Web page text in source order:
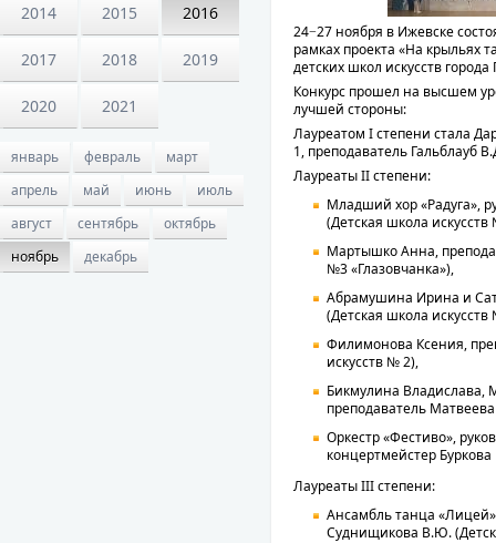
2014 2015 2016
2017 2018 2019
2020 2021
январь февраль
март
апрель
май июнь
июль
август
сентябрь
октябрь
ноябрь
декабрь
24−27 ноября в Ижевске
рамках проекта «На крыльях
детских школ искусств города
Конкурс прошел на высшем
лучшей стороны:
Лауреатом I степени стала
1, преподаватель Гальблауб
Лауреаты II степени:
Младший хор «Радуга»,
(Детская школа искусств
Мартышко Анна,
№3 «Глазовчанка»),
Абрамушина Ирина и
(Детская школа искусств
Филимонова Ксения,
искусств № 2),
Бикмулина Владислава,
преподаватель
Оркестр «Фестиво»,
концертмейстер
Лауреаты III степени:
Ансамбль танца
Суднищикова В.Ю.